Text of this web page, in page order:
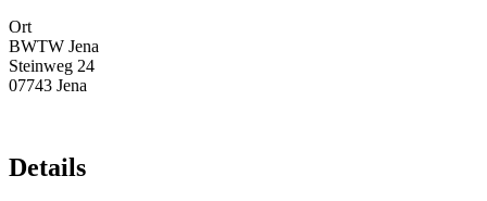
Ort
BWTW Jena
Steinweg 24
07743 Jena
Details